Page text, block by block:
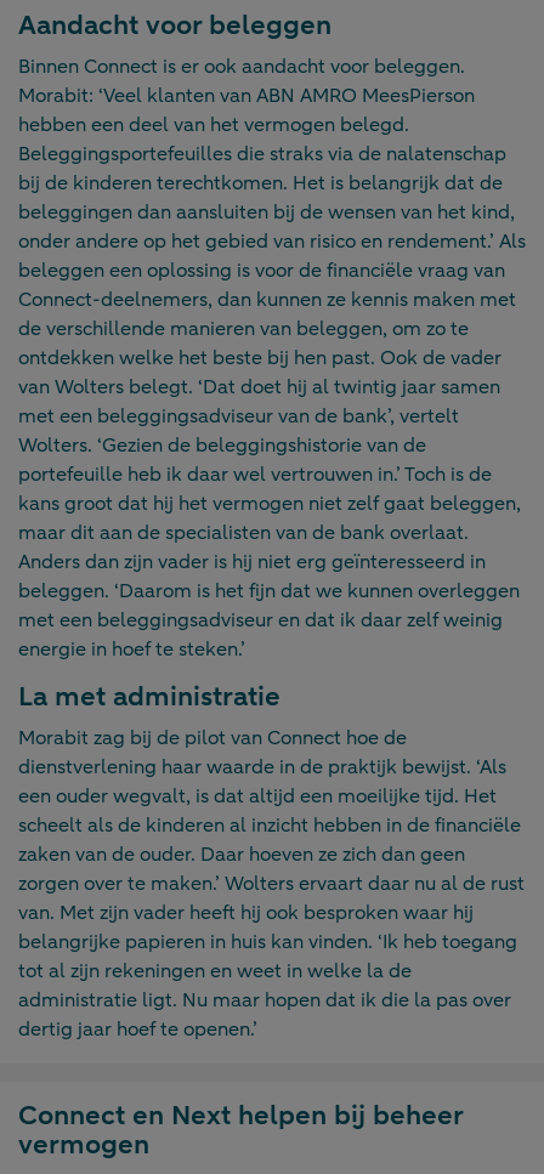
Aandacht voor beleggen
Binnen Connect is er ook aandacht voor beleggen.
Morabit: ‘Veel klanten van ABN AMRO MeesPierson
hebben een deel van het vermogen belegd.
Beleggingsportefeuilles die straks via de nalatenschap
bij de kinderen terechtkomen. Het is belangrijk dat de
beleggingen dan aansluiten bij de wensen van het kind,
onder andere op het gebied van risico en rendement.’ Als
beleggen een oplossing is voor de financiële vraag van
Connect-deelnemers, dan kunnen ze kennis maken met
de verschillende manieren van beleggen, om zo te
ontdekken welke het beste bij hen past. Ook de vader
van Wolters belegt. ‘Dat doet hij al twintig jaar samen
met een beleggingsadviseur van de bank’, vertelt
Wolters. ‘Gezien de beleggingshistorie van de
portefeuille heb ik daar wel vertrouwen in.’ Toch is de
kans groot dat hij het vermogen niet zelf gaat beleggen,
maar dit aan de specialisten van de bank overlaat.
Anders dan zijn vader is hij niet erg geïnteresseerd in
beleggen. ‘Daarom is het fijn dat we kunnen overleggen
met een beleggingsadviseur en dat ik daar zelf weinig
energie in hoef te steken.’
La met administratie
Morabit zag bij de pilot van Connect hoe de
dienstverlening haar waarde in de praktijk bewijst. ‘Als
een ouder wegvalt, is dat altijd een moeilijke tijd. Het
scheelt als de kinderen al inzicht hebben in de financiële
zaken van de ouder. Daar hoeven ze zich dan geen
zorgen over te maken.’ Wolters ervaart daar nu al de rust
van. Met zijn vader heeft hij ook besproken waar hij
belangrijke papieren in huis kan vinden. ‘Ik heb toegang
tot al zijn rekeningen en weet in welke la de
administratie ligt. Nu maar hopen dat ik die la pas over
dertig jaar hoef te openen.’
Connect en Next helpen bij beheer
vermogen